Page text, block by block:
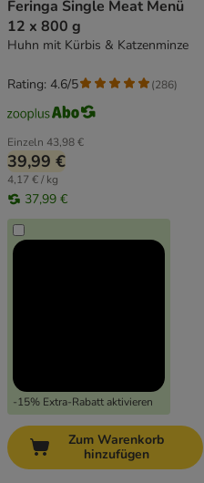
Feringa Single Meat Menü
12 x 800 g
Huhn mit Kürbis & Katzenminze
Einzeln 43,98 €
39,99 €
4,17 € / kg
37,99 €
-15% Extra-Rabatt aktivieren
Rating: 4.6/5 (286)
Zum Warenkorb
hinzufügen